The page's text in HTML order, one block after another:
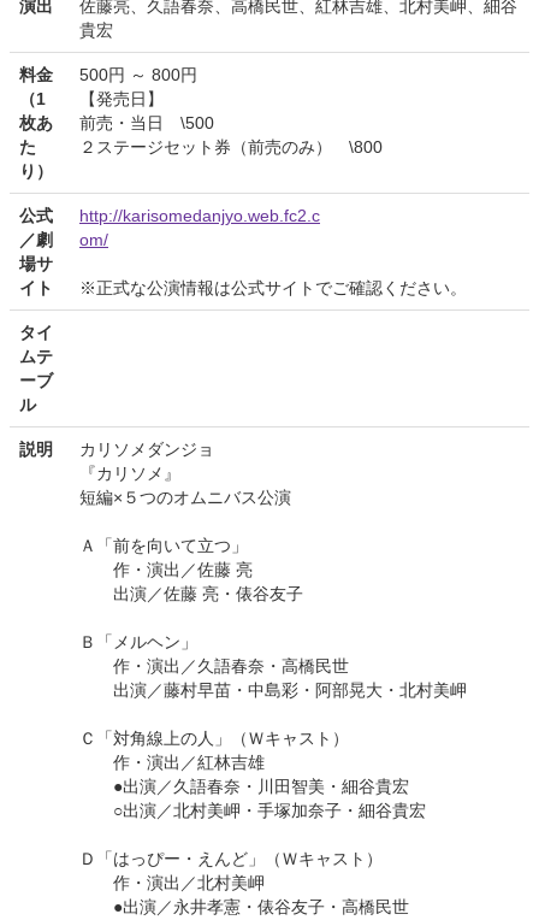
演出
佐藤亮、久語春奈、高橋民世、紅林吉雄、北村美岬、細谷
貴宏
料金
（1
枚あ
た
り）
500円 ～ 800円
【発売日】
前売・当日 \500
２ステージセット券（前売のみ） \800
公式
／劇
場サ
イト
http://karisomedanjyo.web.fc2.c
om/
※正式な公演情報は公式サイトでご確認ください。
タイ
ムテ
ーブ
ル
説明
カリソメダンジョ
『カリソメ』
短編×５つのオムニバス公演
Ａ「前を向いて立つ」
作・演出／佐藤 亮
出演／佐藤 亮・俵谷友子
Ｂ「メルヘン」
作・演出／久語春奈・高橋民世
出演／藤村早苗・中島彩・阿部晃大・北村美岬
Ｃ「対角線上の人」（Ｗキャスト）
作・演出／紅林吉雄
●出演／久語春奈・川田智美・細谷貴宏
○出演／北村美岬・手塚加奈子・細谷貴宏
Ｄ「はっぴー・えんど」（Ｗキャスト）
作・演出／北村美岬
●出演／永井孝憲・俵谷友子・高橋民世